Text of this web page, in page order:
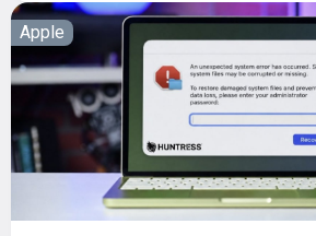
Apple